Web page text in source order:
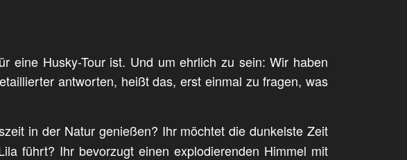
eine Husky-Tour ist. Und um ehrlich zu sein: Wir haben
antworten, heißt das, erst einmal zu fragen, was
in der Natur genießen? Ihr möchtet die dunkelste Zeit
führt? Ihr bevorzugt einen explodierenden Himmel mit